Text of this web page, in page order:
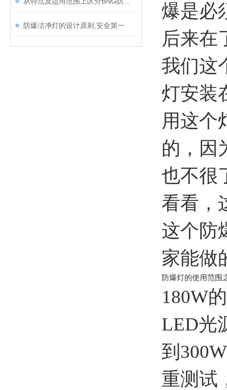
防爆洁净灯的设计原则,安全第一
爆是必
后来在
我们这
灯安装
用这个
的，因
也不很
看看，
这个防
家能做
防爆灯的使用范围
180W
LED光
到
重测试